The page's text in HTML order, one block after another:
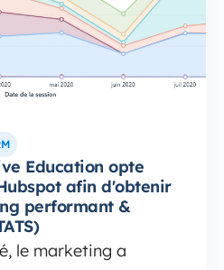
Education opte
afin d'obtenir
performant &
le marketing a